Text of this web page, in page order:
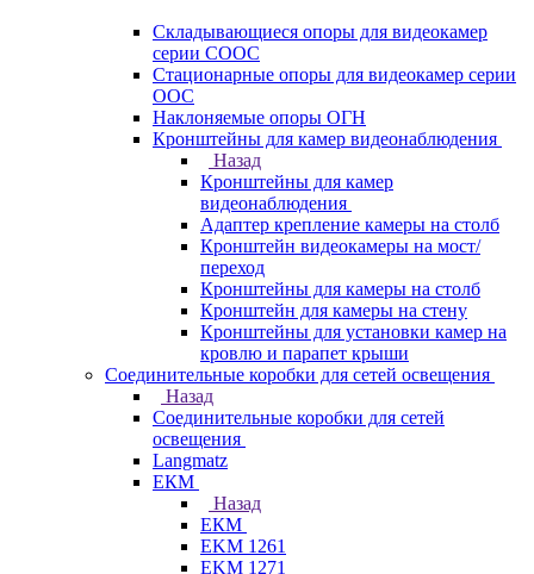
Складывающиеся опоры для видеокамер
серии СООС
Стационарные опоры для видеокамер серии
ООС
Наклоняемые опоры ОГН
Кронштейны для камер видеонаблюдения
Назад
Кронштейны для камер
видеонаблюдения
Адаптер крепление камеры на столб
Кронштейн видеокамеры на мост/
переход
Кронштейны для камеры на столб
Кронштейн для камеры на стену
Кронштейны для установки камер на
кровлю и парапет крыши
Соединительные коробки для сетей освещения
Назад
Соединительные коробки для сетей
освещения
Langmatz
ЕКМ
Назад
ЕКМ
EKM 1261
EKM 1271